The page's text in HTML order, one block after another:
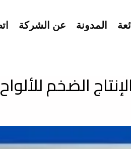
المدونة عن الشركة
الضخم